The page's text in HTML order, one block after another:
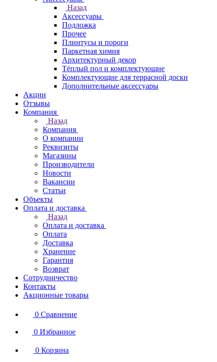
Назад
Аксессуары
Подложка
Прочее
Плинтусы и пороги
Паркетная химия
Архитектурный декор
Тёплый пол и комплектующие
Комплектующие для террасной доски
Дополнительные аксессуары
Акции
Отзывы
Компания
Назад
Компания
О компании
Реквизиты
Магазины
Производители
Новости
Вакансии
Статьи
Объекты
Оплата и доставка
Назад
Оплата и доставка
Оплата
Доставка
Хранение
Гарантия
Возврат
Сотрудничество
Контакты
Акционные товары
0 Сравнение
0 Избранное
0 Корзина